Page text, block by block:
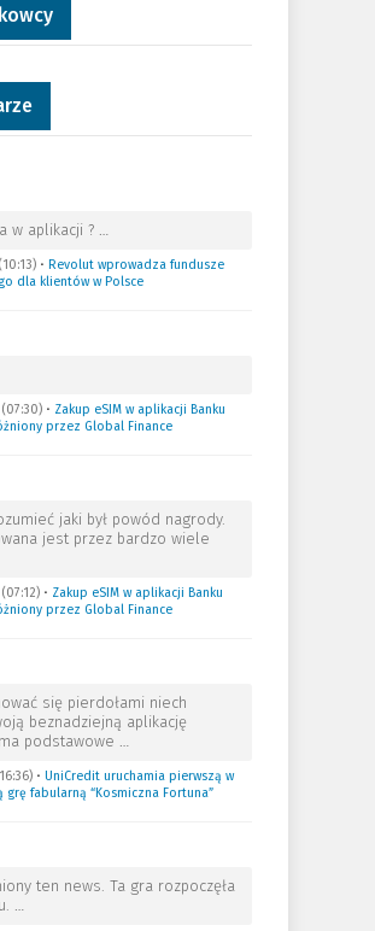
w aplikacji ? …
• Revolut wprowadza fundusze
dla klientów w Polsce
• Zakup eSIM w aplikacji Banku
przez Global Finance
jaki był powód nagrody.
jest przez bardzo wiele
• Zakup eSIM w aplikacji Banku
przez Global Finance
się pierdołami niech
beznadziejną aplikację
podstawowe …
• UniCredit uruchamia pierwszą w
grę fabularną “Kosmiczna Fortuna”
ten news. Ta gra rozpoczęła
…